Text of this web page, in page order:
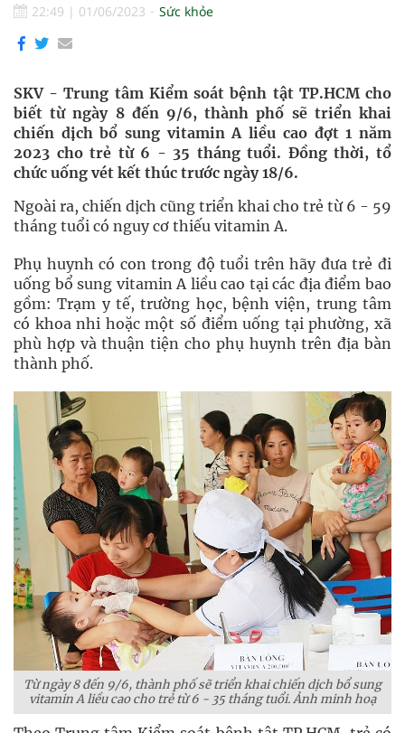
22:49 | 01/06/2023 Sức khỏe
SKV - Trung tâm Kiểm soát bệnh tật TP.HCM cho
biết từ ngày 8 đến 9/6, thành phố sẽ triển khai
chiến dịch bổ sung vitamin A liều cao đợt 1 năm
2023 cho trẻ từ 6 - 35 tháng tuổi. Đồng thời, tổ
chức uống vét kết thúc trước ngày 18/6.
Ngoài ra, chiến dịch cũng triển khai cho trẻ từ 6 - 59
tháng tuổi có nguy cơ thiếu vitamin A.
Phụ huynh có con trong độ tuổi trên hãy đưa trẻ đi
uống bổ sung vitamin A liều cao tại các địa điểm bao
gồm: Trạm y tế, trường học, bệnh viện, trung tâm
có khoa nhi hoặc một số điểm uống tại phường, xã
phù hợp và thuận tiện cho phụ huynh trên địa bàn
thành phố.
Từ ngày 8 đến 9/6, thành phố sẽ triển khai chiến dịch bổ sung
vitamin A liều cao cho trẻ từ 6 - 35 tháng tuổi. Ảnh minh hoạ